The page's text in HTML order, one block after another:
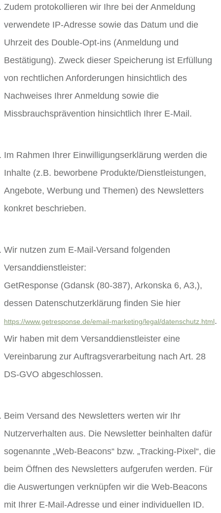
Zudem protokollieren wir Ihre bei der Anmeldung
verwendete IP-Adresse sowie das Datum und die
Uhrzeit des Double-Opt-ins (Anmeldung und
Bestätigung). Zweck dieser Speicherung ist Erfüllung
von rechtlichen Anforderungen hinsichtlich des
Nachweises Ihrer Anmeldung sowie die
Missbrauchsprävention hinsichtlich Ihrer E-Mail.
Im Rahmen Ihrer Einwilligungserklärung werden die
Inhalte (z.B. beworbene Produkte/Dienstleistungen,
Angebote, Werbung und Themen) des Newsletters
konkret beschrieben.
Wir nutzen zum E-Mail-Versand folgenden
Versanddienstleister:
GetResponse (Gdansk (80-387), Arkonska 6, A3,),
dessen Datenschutzerklärung finden Sie hier
https://www.getresponse.de/email-marketing/legal/datenschutz.html.
Wir haben mit dem Versanddienstleister eine
Vereinbarung zur Auftragsverarbeitung nach Art. 28
DS-GVO abgeschlossen.
Beim Versand des Newsletters werten wir Ihr
Nutzerverhalten aus. Die Newsletter beinhalten dafür
sogenannte „Web-Beacons“ bzw. „Tracking-Pixel“, die
beim Öffnen des Newsletters aufgerufen werden. Für
die Auswertungen verknüpfen wir die Web-Beacons
mit Ihrer E-Mail-Adresse und einer individuellen ID.